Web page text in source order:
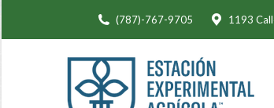
(787)-767-9705 1193